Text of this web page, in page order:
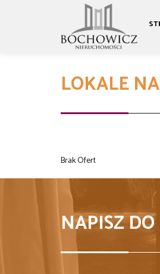
LOKALE
Brak Ofert
NAPISZ